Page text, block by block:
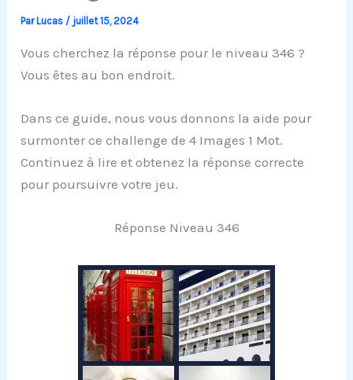
ParLucas / juillet 15, 2024
Vous cherchez la réponse pour le niveau 346 ?
Vous êtes au bon endroit.
Dans ce guide, nous vous donnons la aide pour
surmonter ce challenge de 4 Images 1 Mot.
Continuez à lire et obtenez la réponse correcte
pour poursuivre votre jeu.
Réponse Niveau 346